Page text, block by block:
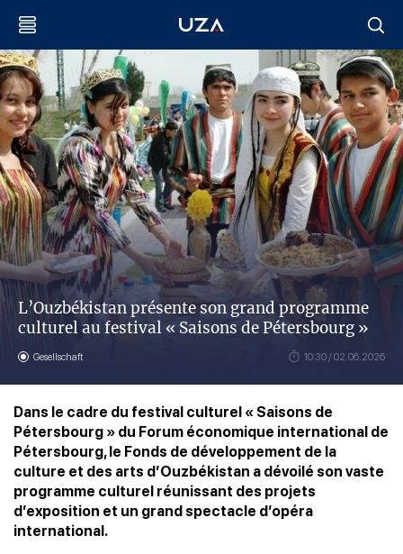
L’Ouzbékistan présente son grand programme
culturel au festival « Saisons de Pétersbourg »
Gesellschaft 10:30 / 02.06.2026
Dans le cadre du festival culturel « Saisons de
Pétersbourg » du Forum économique international de
Pétersbourg, le Fonds de développement de la
culture et des arts d’Ouzbékistan a dévoilé son vaste
programme culturel réunissant des projets
d’exposition et un grand spectacle d’opéra
international.